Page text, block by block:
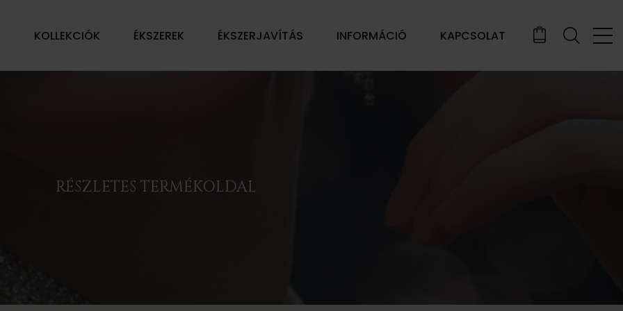
KOLLEKCIÓK ÉKSZEREK ÉKSZERJAVÍTÁS INFORMÁCIÓ KAPCSOLAT
RÉSZLETES TERMÉKOLDAL